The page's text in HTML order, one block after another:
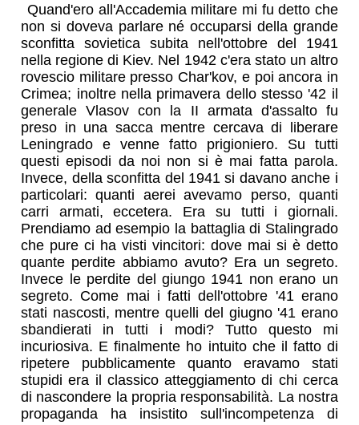
Quand'ero all'Accademia militare mi fu detto che
non si doveva parlare né occuparsi della grande
sconfitta sovietica subita nell'ottobre del 1941
nella regione di Kiev. Nel 1942 c'era stato un altro
rovescio militare presso Char'kov, e poi ancora in
Crimea; inoltre nella primavera dello stesso '42 il
generale Vlasov con la II armata d'assalto fu
preso in una sacca mentre cercava di liberare
Leningrado e venne fatto prigioniero. Su tutti
questi episodi da noi non si è mai fatta parola.
Invece, della sconfitta del 1941 si davano anche i
particolari: quanti aerei avevamo perso, quanti
carri armati, eccetera. Era su tutti i giornali.
Prendiamo ad esempio la battaglia di Stalingrado
che pure ci ha visti vincitori: dove mai si è detto
quante perdite abbiamo avuto? Era un segreto.
Invece le perdite del giungo 1941 non erano un
segreto. Come mai i fatti dell'ottobre '41 erano
stati nascosti, mentre quelli del giugno '41 erano
sbandierati in tutti i modi? Tutto questo mi
incuriosiva. E finalmente ho intuito che il fatto di
ripetere pubblicamente quanto eravamo stati
stupidi era il classico atteggiamento di chi cerca
di nascondere la propria responsabilità. La nostra
propaganda ha insistito sull'incompetenza di